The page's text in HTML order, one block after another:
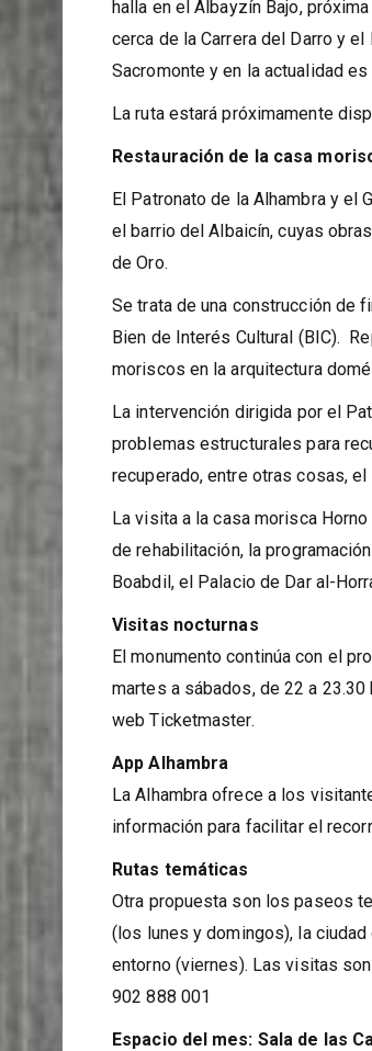
puertas El Bañuelo ,
halla en el Albayzín Bajo,
cerca de la Carrera del Darro y
Sacromonte y en la actualidad
La ruta estará próximamente
Restauración de la casa
El Patronato de la Alhambra y el
el barrio del Albaicín, cuyas
de Oro.
Se trata de una construcción de
Bien de Interés Cultural (BIC).
moriscos en la arquitectura
La intervención dirigida por el
problemas estructurales para
recuperado, entre otras cosas,
La visita a la casa morisca
de rehabilitación, la
Boabdil, el Palacio de Dar al-
Visitas nocturnas
El monumento continúa con el
martes a sábados, de 22 a
web Ticketmaster.
App Alhambra
La Alhambra ofrece a los
información para facilitar el
Rutas temáticas
Otra propuesta son los paseos
(los lunes y domingos), la
entorno (viernes). Las visitas
902 888 001